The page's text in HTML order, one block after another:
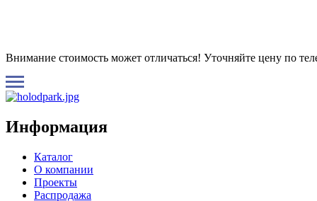
Внимание стоимость может отличаться! Уточняйте цену по
Информация
Каталог
О компании
Проекты
Распродажа